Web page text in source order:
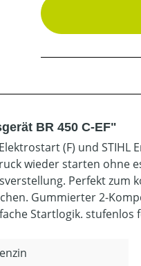
BR 450 C-EF"
(F) und
wieder starten ohne
Perfekt zum
Gummierter 2-
Startlogik.